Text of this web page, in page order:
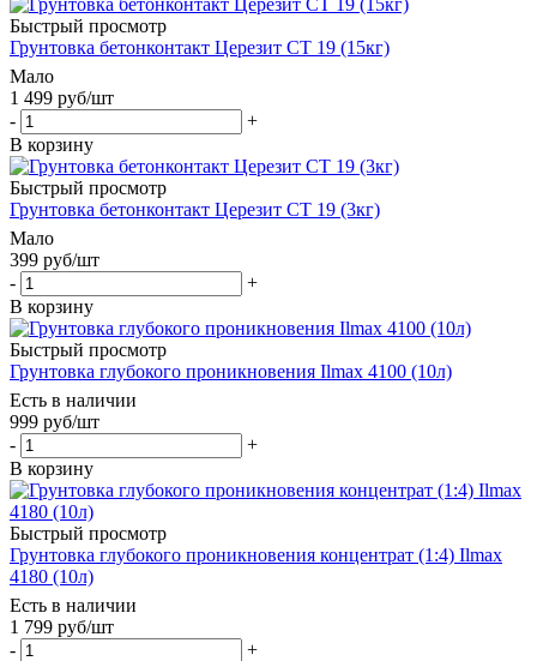
Быстрый просмотр
Грунтовка бетонконтакт Церезит СТ 19 (15кг)
Мало
1 499 руб/шт
-
+
В корзину
Быстрый просмотр
Грунтовка бетонконтакт Церезит СТ 19 (3кг)
Мало
399 руб/шт
-
+
В корзину
Быстрый просмотр
Грунтовка глубокого проникновения Ilmax 4100 (10л)
Есть в наличии
999 руб/шт
-
+
В корзину
Быстрый просмотр
Грунтовка глубокого проникновения концентрат (1:4) Ilmax
4180 (10л)
Есть в наличии
1 799 руб/шт
-
+